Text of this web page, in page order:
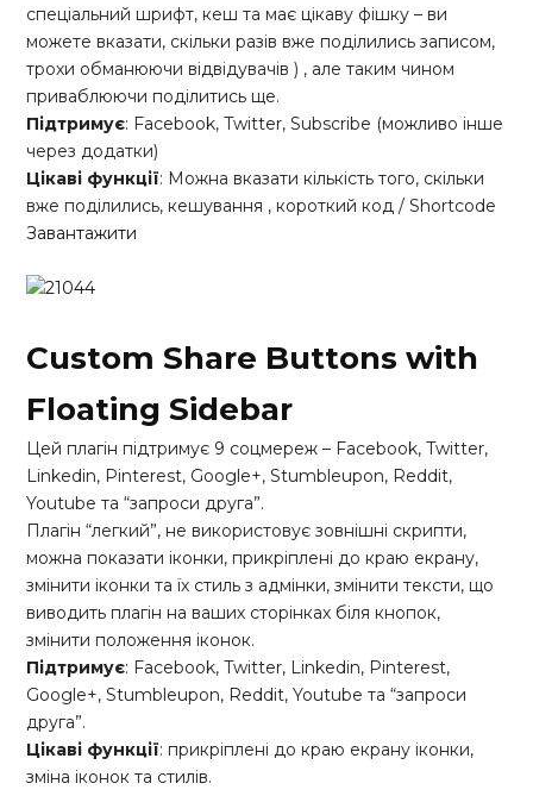
спеціальний шрифт, кеш та має цікаву фішку – ви
можете вказати, скільки разів вже поділились записом,
трохи обманюючи відвідувачів ) , але таким чином
приваблюючи поділитись ще.
Підтримує: Facebook, Twitter, Subscribe (можливо інше
через додатки)
Цікаві функції: Можна вказати кількість того, скільки
вже поділились, кешування , короткий код / Shortcode
Завантажити
Custom Share Buttons with
Floating Sidebar
Цей плагін підтримує 9 соцмереж – Facebook, Twitter,
Linkedin, Pinterest, Google+, Stumbleupon, Reddit,
Youtube та “запроси друга”.
Плагін “легкий”, не використовує зовнішні скрипти,
можна показати іконки, прикріплені до краю екрану,
змінити іконки та їх стиль з адмінки, змінити тексти, що
виводить плагін на ваших сторінках біля кнопок,
змінити положення іконок.
Підтримує: Facebook, Twitter, Linkedin, Pinterest,
Google+, Stumbleupon, Reddit, Youtube та “запроси
друга”.
Цікаві функції: прикріплені до краю екрану іконки,
зміна іконок та стилів.